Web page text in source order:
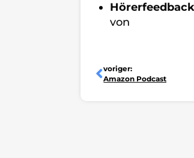
von
Zurück
voriger:
Amazon Podcast